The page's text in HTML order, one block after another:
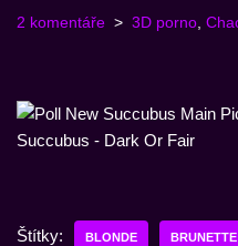
2 komentáře 3D porno,
Štítky: BLONDE BRUNETTE